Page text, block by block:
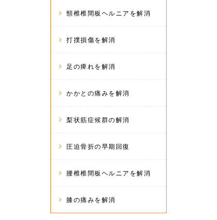
頸椎椎間板ヘルニアを解消
打撲損傷を解消
足の痺れを解消
かかとの痛みを解消
梨状筋症候群の解消
圧迫骨折の早期回復
腰椎椎間板ヘルニアを解消
膝の痛みを解消